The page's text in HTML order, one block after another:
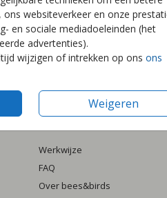
ons websiteverkeer en onze
en sociale mediadoeleinden (het
advertenties).
wijzigen of intrekken op ons ons
Weigeren
Informatie
Werkwijze
FAQ
Over bees&birds